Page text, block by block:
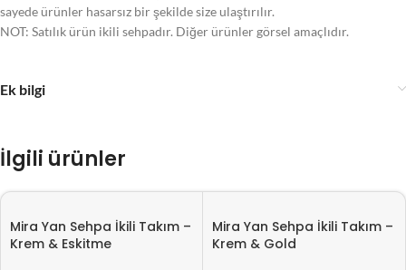
sayede ürünler hasarsız bir şekilde size ulaştırılır.
NOT: Satılık ürün ikili sehpadır. Diğer ürünler görsel amaçlıdır.
Ek bilgi
İlgili ürünler
Mira Yan Sehpa İkili Takım –
Krem & Eskitme
Mira Yan Sehpa İkili Takım –
Krem & Gold